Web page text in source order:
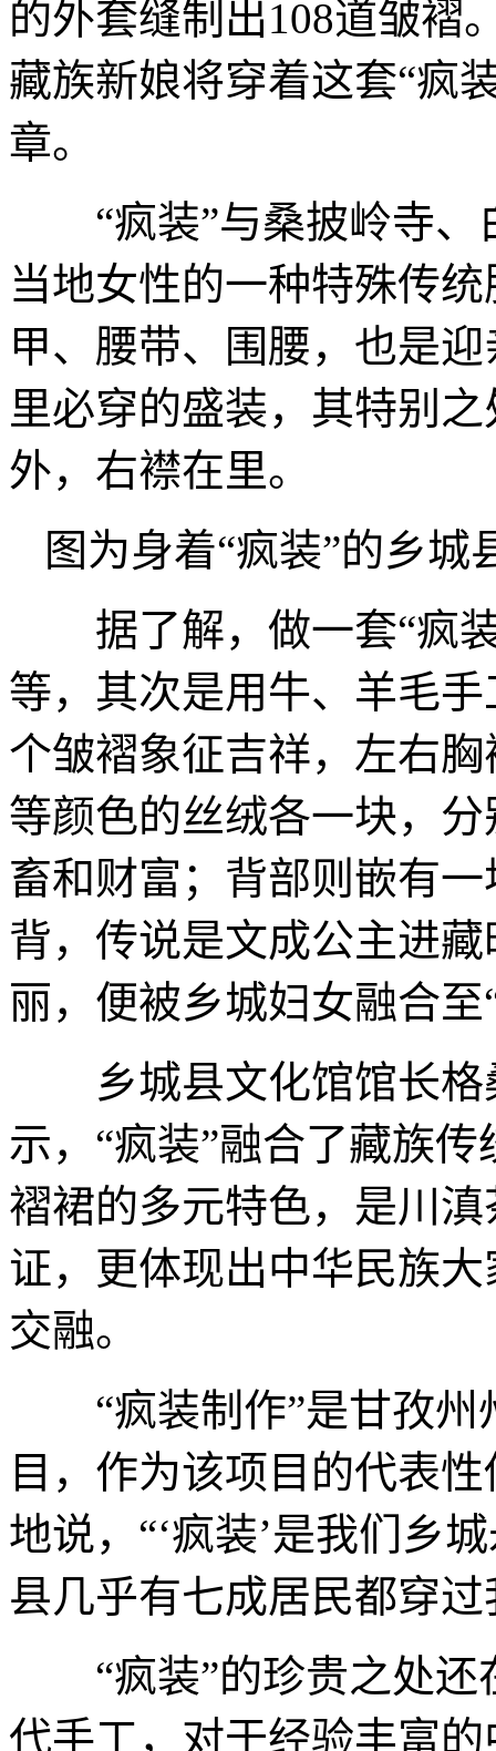
的外套缝制出108道皱褶
藏族新娘将穿着这套“疯
章。
“疯装”与桑披岭寺、
当地女性的一种特殊传
甲、腰带、围腰，也是
里必穿的盛装，其特别
外，右襟在里。
图为身着“疯装”的乡
据了解，做一套“疯装
等，其次是用牛、羊毛
个皱褶象征吉祥，左右
等颜色的丝绒各一块，
畜和财富；背部则嵌有
背，传说是文成公主进
丽，便被乡城妇女融合至
乡城县文化馆馆长格
示，“疯装”融合了藏族
褶裙的多元特色，是川
证，更体现出中华民族
交融。
“疯装制作”是甘孜州
目，作为该项目的代表
地说，“‘疯装’是我们乡
县几乎有七成居民都穿过
“疯装”的珍贵之处还
代手工，对于经验丰富